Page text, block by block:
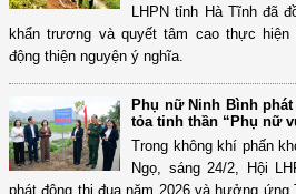
LHPN tỉnh Hà Tĩnh đã
khẩn trương và quyết tâm cao thực hiện
động thiện nguyện ý nghĩa.
Phụ nữ Ninh Bình
tỏa tinh thần “Phụ nữ
Trong không khí phấn
Ngọ, sáng 24/2, Hội
phát động thi đua năm 2026 và hưởng ứng